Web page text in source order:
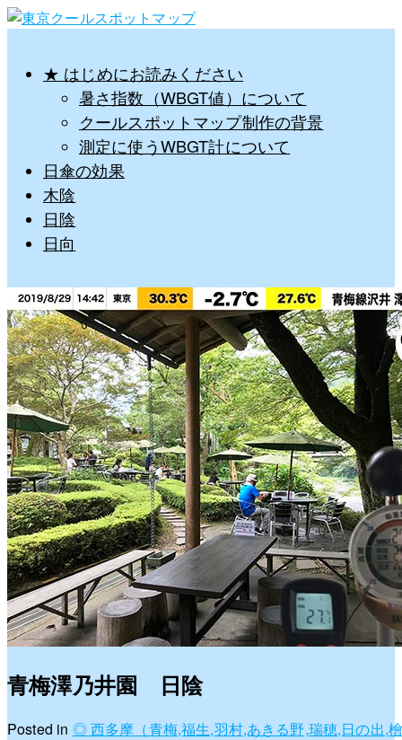
★ はじめにお読みください
暑さ指数（WBGT値）について
クールスポットマップ制作の背景
測定に使うWBGT計について
日傘の効果
木陰
日陰
日向
青梅澤乃井園 日陰
Posted in ◎ 西多摩（青梅,福生,羽村,あきる野,瑞穂,日の出,